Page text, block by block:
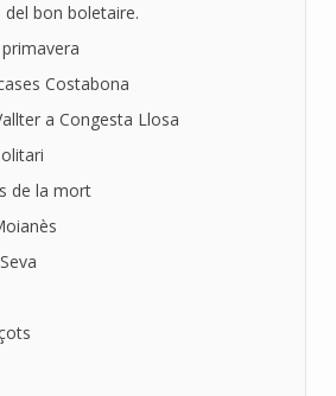
bon boletaire.
Costabona
a Congesta Llosa
de la mort